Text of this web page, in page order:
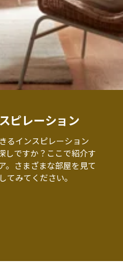
ピレーション
るインスピレーション
しですか？ここで紹介す
。さまざまな部屋を見て
てみてください。